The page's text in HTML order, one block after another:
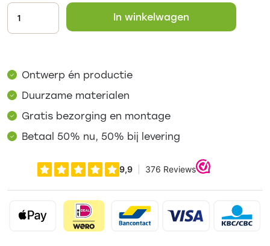
In winkelwagen
Ontwerp én productie
Duurzame materialen
Gratis bezorging en montage
Betaal 50% nu, 50% bij levering